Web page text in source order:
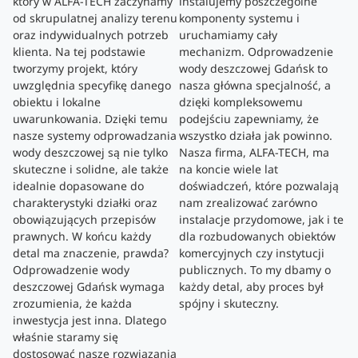
od skrupulatnej analizy terenu
oraz indywidualnych potrzeb
klienta. Na tej podstawie
tworzymy projekt, który
uwzględnia specyfikę danego
obiektu i lokalne
uwarunkowania. Dzięki temu
nasze systemy odprowadzania
wody deszczowej są nie tylko
skuteczne i solidne, ale także
idealnie dopasowane do
charakterystyki działki oraz
obowiązujących przepisów
prawnych. W końcu każdy
detal ma znaczenie, prawda?
Odprowadzenie wody
deszczowej Gdańsk wymaga
zrozumienia, że każda
inwestycja jest inna. Dlatego
właśnie staramy się
dostosować nasze rozwiązania
komponenty systemu i
uruchamiamy cały
mechanizm. Odprowadzenie
wody deszczowej Gdańsk to
nasza główna specjalność, a
dzięki kompleksowemu
podejściu zapewniamy, że
wszystko działa jak powinno.
Nasza firma, ALFA-TECH, ma
na koncie wiele lat
doświadczeń, które pozwalają
nam zrealizować zarówno
instalacje przydomowe, jak i te
dla rozbudowanych obiektów
komercyjnych czy instytucji
publicznych. To my dbamy o
każdy detal, aby proces był
spójny i skuteczny.